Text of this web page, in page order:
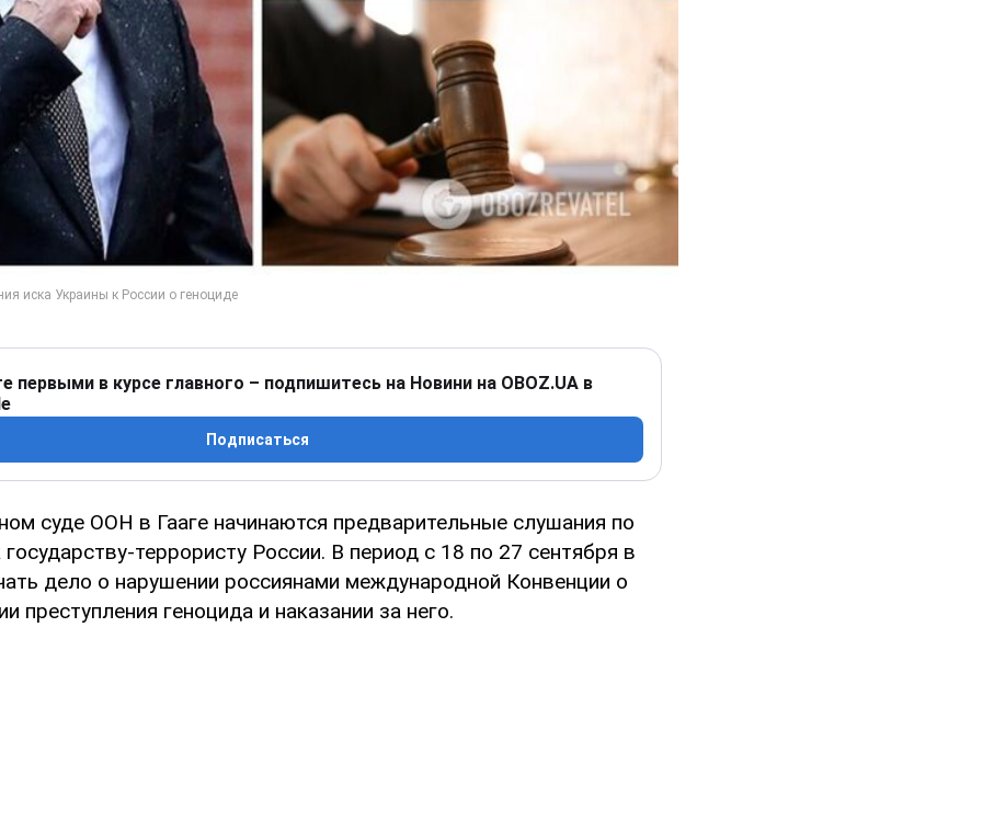
первыми в курсе главного – подпишитесь на Новини на OBOZ.UA в
Подписаться
суде ООН в Гааге начинаются предварительные слушания по
террористу России. В период с 18 по 27 сентября в
дело о нарушении россиянами международной Конвенции о
преступления геноцида и наказании за него.